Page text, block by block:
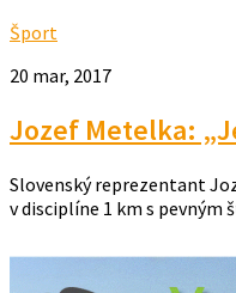
Šport
20 mar, 2017
Jozef Metelka:
Slovenský reprezentant
v disciplíne 1 km s